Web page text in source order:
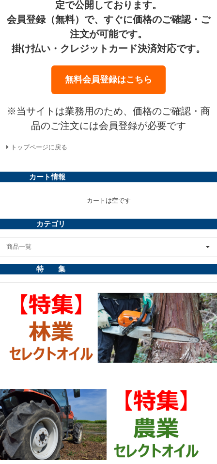
定で公開しております。
会員登録（無料）で、すぐに価格のご確認・ご
注文が可能です。
掛け払い・クレジットカード決済対応です。
無料会員登録はこちら
※当サイトは業務用のため、価格のご確認・商
品のご注文には会員登録が必要です
トップページに戻る
カート情報
カートは空です
カテゴリ
商品一覧
特 集